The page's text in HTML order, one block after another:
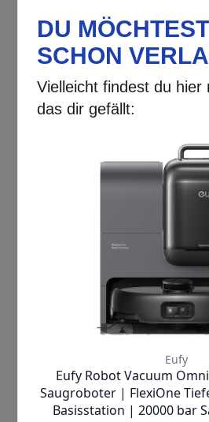
schafft. Die
zusätzlich das